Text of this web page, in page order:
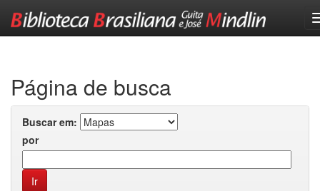
Página de busca
Buscar em:
por